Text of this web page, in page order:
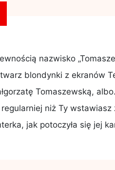
nazwisko
blondynki z ekranów
Tomaszewską,
niż Ty wstawiasz
jak potoczyła się jej